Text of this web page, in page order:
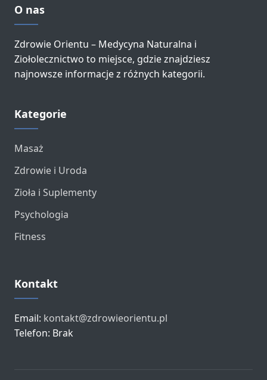
O nas
Zdrowie Orientu – Medycyna Naturalna i
Ziołolecznictwo to miejsce, gdzie znajdziesz
najnowsze informacje z różnych kategorii.
Kategorie
Masaż
Zdrowie i Uroda
Zioła i Suplementy
Psychologia
Fitness
Kontakt
Email: kontakt@zdrowieorientu.pl
Telefon: Brak